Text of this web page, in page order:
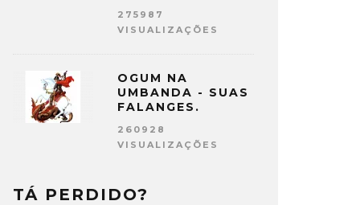
275987
VISUALIZAÇÕES
OGUM NA
UMBANDA - SUAS
FALANGES.
260928
VISUALIZAÇÕES
TÁ PERDIDO?